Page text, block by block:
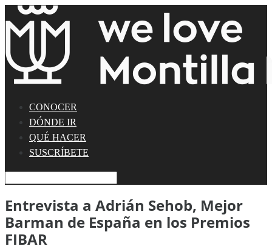
CONOCER
DÓNDE IR
QUÉ HACER
SUSCRÍBETE
Entrevista a Adrián Sehob, Mejor
Barman de España en los Premios
FIBAR